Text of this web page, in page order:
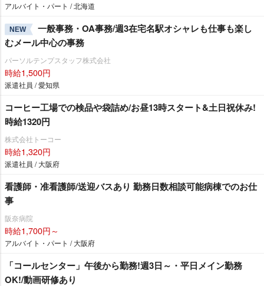
アルバイト・パート / 北海道
NEW
一般事務・OA事務/週3在宅名駅オシャレも仕事も楽し
むメール中心の事務
パーソルテンプスタッフ株式会社
時給1,500円
派遣社員 / 愛知県
コーヒー工場での検品や袋詰め/お昼13時スタート&土日祝休み!
時給1320円
株式会社トーコー
時給1,320円
派遣社員 / 大阪府
看護師・准看護師/送迎バスあり 勤務日数相談可能病棟でのお仕
事
阪奈病院
時給1,700円～
アルバイト・パート / 大阪府
「コールセンター」午後から勤務!週3日～・平日メイン勤務
OK!/動画研修あり